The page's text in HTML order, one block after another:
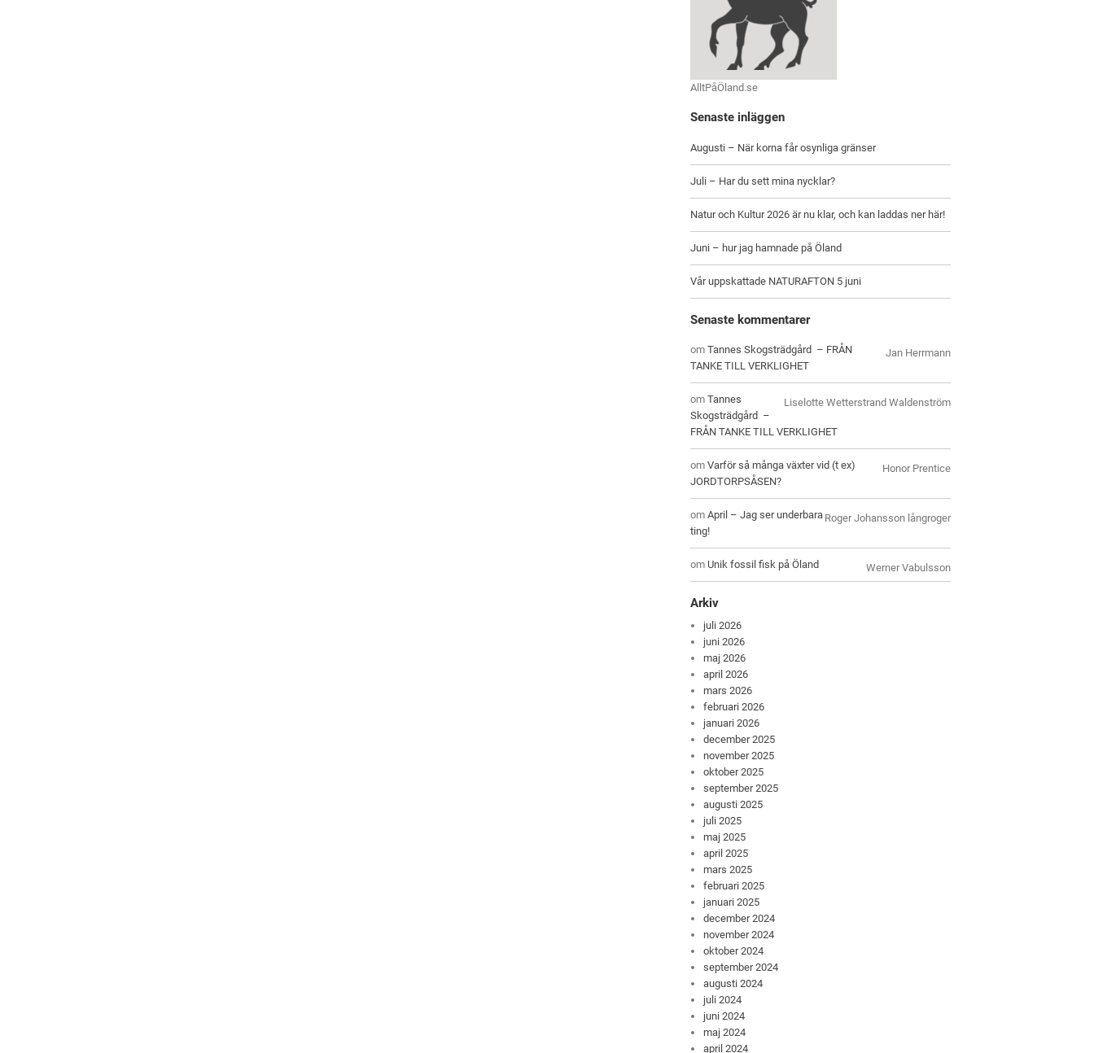
AlltPåÖland.se
Senaste inläggen
Augusti – När korna får osynliga gränser
Juli – Har du sett mina nycklar?
Natur och Kultur 2026 är nu klar, och kan laddas ner här!
Juni – hur jag hamnade på Öland
Vår uppskattade NATURAFTON 5 juni
Senaste kommentarer
Jan Herrmann
omTannes Skogsträdgård – FRÅN
TANKE TILL VERKLIGHET
Liselotte Wetterstrand Waldenström
omTannes
Skogsträdgård –
FRÅN TANKE TILL VERKLIGHET
Honor Prentice
omVarför så många växter vid (t ex)
JORDTORPSÅSEN?
Roger Johansson långroger
omApril – Jag ser underbara
ting!
Werner Vabulsson
om Unik fossil fisk på Öland
Arkiv
juli 2026
juni 2026
maj 2026
april 2026
mars 2026
februari 2026
januari 2026
december 2025
november 2025
oktober 2025
september 2025
augusti 2025
juli 2025
maj 2025
april 2025
mars 2025
februari 2025
januari 2025
december 2024
november 2024
oktober 2024
september 2024
augusti 2024
juli 2024
juni 2024
maj 2024
april 2024